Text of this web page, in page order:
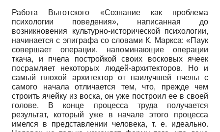
Работа Выготского «Сознание как проблема
психологии поведения», написанная до
возникновения культурно-исторической психологии,
начинается с эпиграфа со словами К. Маркса: «Паук
совершает операции, напоминающие операции
ткача, и пчела постройкой своих восковых ячеек
посрамляет некоторых людей-архитекторов. Но и
самый плохой архитектор от наилучшей пчелы с
самого начала отличается тем, что, прежде чем
строить ячейку из воска, он уже построил ее в своей
голове. В конце процесса труда получается
результат, который уже в начале этого процесса
имелся в представлении человека, т. е. идеально.